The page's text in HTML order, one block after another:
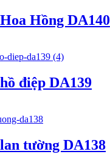
Hồng DA140
điệp DA139
tường DA138